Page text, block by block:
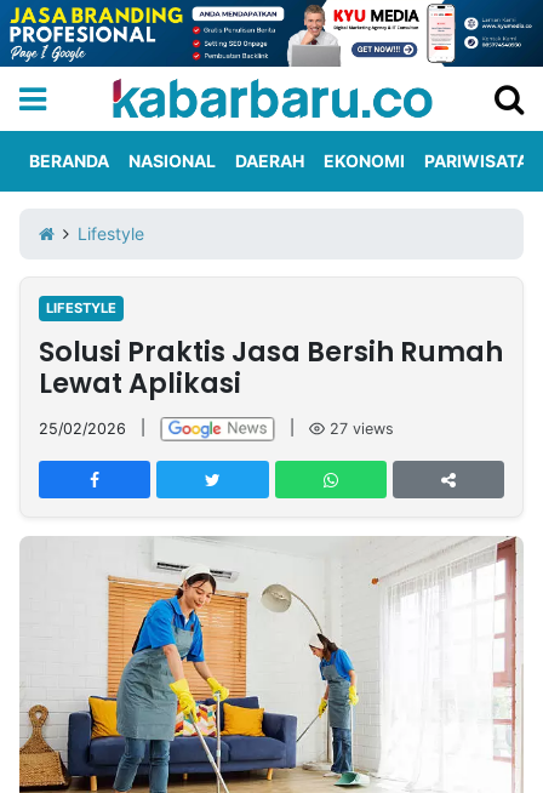
Iklan
Berita
Kami
Nasional
International
Olahraga
Entertainment
Daerah
Pariwisata
Kuliner
Kolom
Network
PT
TREETAN
MULTIMEDIA
Insight
NTB
Suara
Time
Lens
IDN
Daily
Jogja
Jalan
Rakyat
Idealita
News
Kita
Notice
Dinamikapost.com
Radar
Baru
Seedbacklink
BERANDA NASIONAL DAERAH EKONOMI PARIWISATA
Lifestyle
LIFESTYLE
Solusi Praktis Jasa Bersih Rumah
Lewat Aplikasi
25/02/2026 27 views